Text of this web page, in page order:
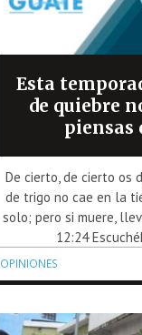
Esta
de quiebre
piensas
De cierto, de cierto os
de trigo no cae en la
solo; pero si muere,
12:24
OPINIONES